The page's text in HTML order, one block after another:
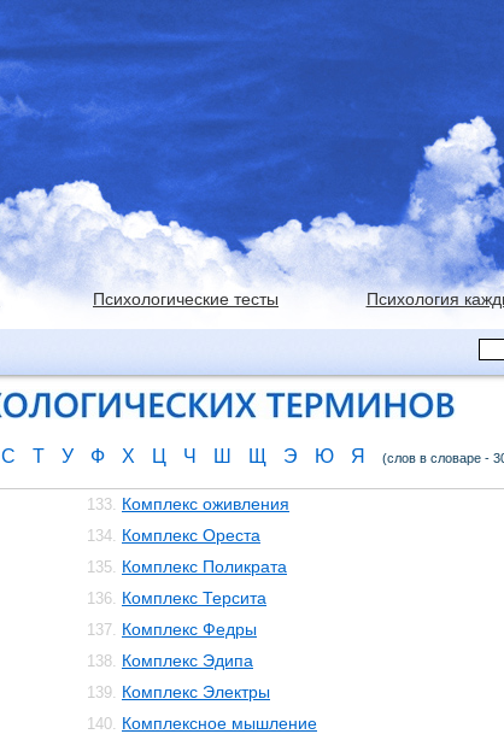
Психологические тесты Психология
С Т У Ф Х Ц Ч Ш Щ Э Ю Я (слов в словаре -
133. Комплекс оживления
134. Комплекс Ореста
135. Комплекс Поликрата
136. Комплекс Терсита
137. Комплекс Федры
138. Комплекс Эдипа
139. Комплекс Электры
140. Комплексное мышление